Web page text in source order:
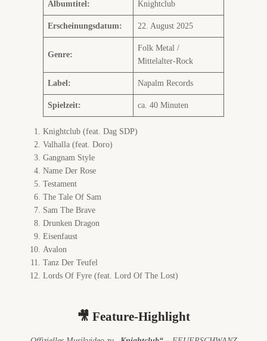
Albumtitel: Knightclub
Erscheinungsdatum: 22. August 2025
Genre:
Folk Metal /
Mittelalter-Rock
Label: Napalm Records
Spielzeit: ca. 40 Minuten
Knightclub (feat. Dag SDP)
Valhalla (feat. Doro)
Gangnam Style
Name Der Rose
Testament
The Tale Of Sam
Sam The Brave
Drunken Dragon
Eisenfaust
Avalon
Tanz Der Teufel
Lords Of Fyre (feat. Lord Of The Lost)
🎥 Feature-Highlight